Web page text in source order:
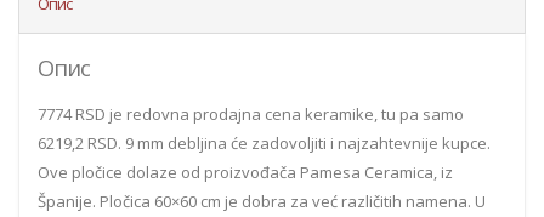
Опис
7774 RSD je redovna prodajna cena keramike, tu pa samo
6219,2 RSD. 9 mm debljina će zadovoljiti i najzahtevnije kupce.
Ove pločice dolaze od proizvođača Pamesa Ceramica, iz
Španije. Pločica 60×60 cm je dobra za već različitih namena. U